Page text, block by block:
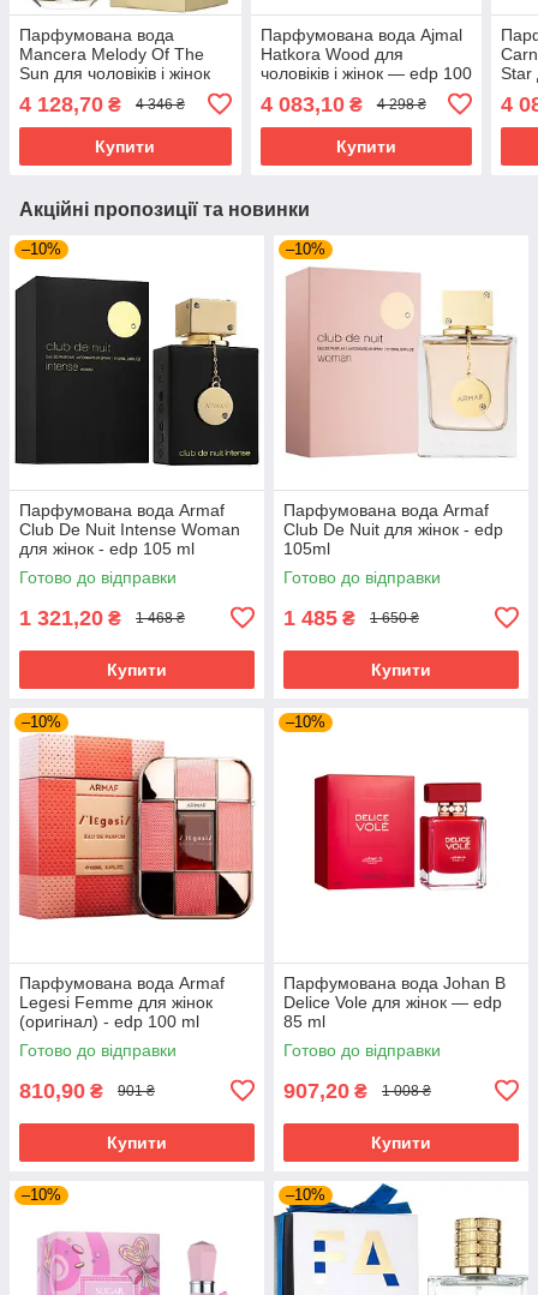
Парфумована вода
Mancera Melody Of The
Sun для чоловіків і жінок
4 128,70 ₴ 4 346 ₴
Купити
Парфумована вода Ajmal
Hatkora Wood для
чоловіків і жінок — edp 100
4 083,10₴ 4 298 ₴
Купити
Star
4
Акційні пропозиції та новинки
–10%
Парфумована вода Armaf
Club De Nuit Intense Woman
для жінок - edp 105 ml
Готово до відправки
1 321,20 ₴ 1 468 ₴
Купити
–10%
Парфумована вода Armaf
Club De Nuit для жінок - edp
105ml
Готово до відправки
1 485 ₴ 1 650 ₴
Купити
–10%
Парфумована вода Armaf
Legesi Femme для жінок
(оригінал) - edp 100 ml
Готово до відправки
810,90 ₴ 901 ₴
Купити
–10%
Парфумована вода Johan B
Delice Vole для жінок — edp
85 ml
Готово до відправки
907,20 ₴ 1 008 ₴
Купити
–10% –10%